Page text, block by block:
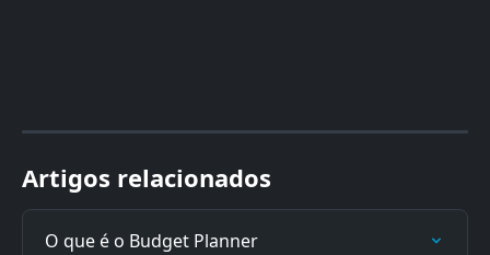
Artigos relacionados
O que é o Budget Planner